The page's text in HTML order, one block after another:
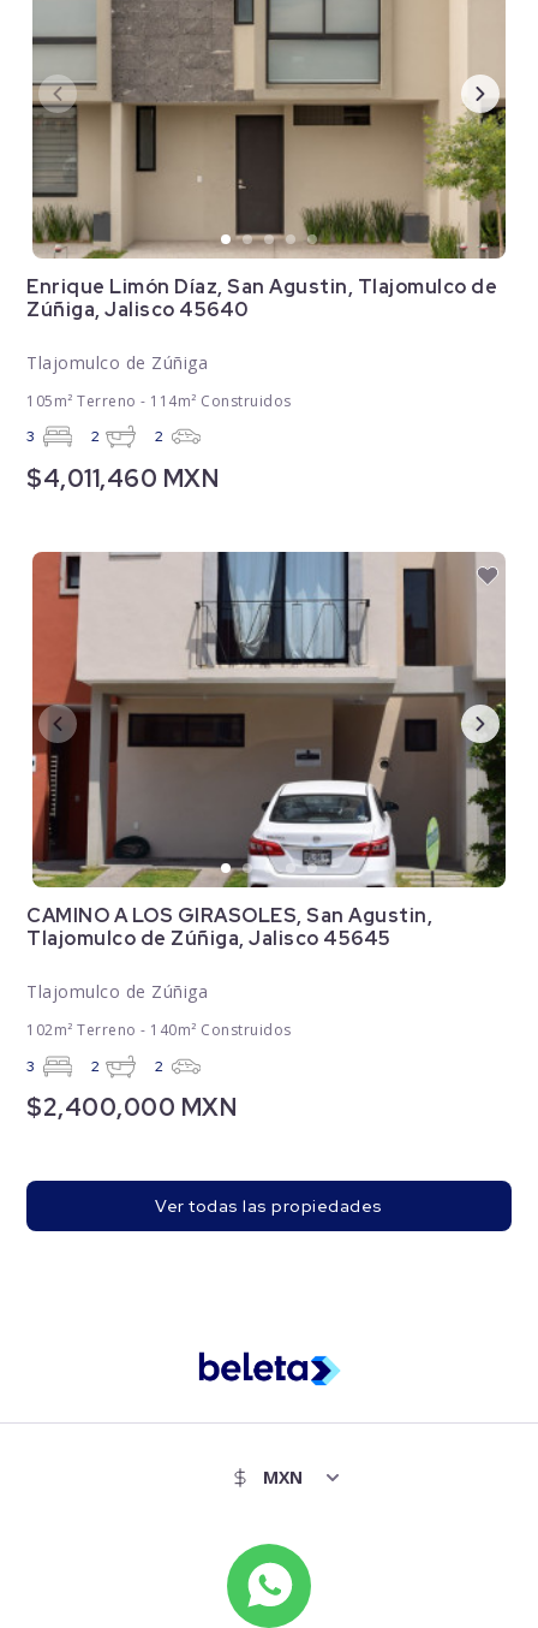
Enrique Limón Díaz, San Agustin, Tlajomulco de
Zúñiga, Jalisco 45640
Tlajomulco de Zúñiga
105m² Terreno - 114m² Construidos
3 2 2
$4,011,460 MXN
CAMINO A LOS GIRASOLES, San Agustin,
Tlajomulco de Zúñiga, Jalisco 45645
Tlajomulco de Zúñiga
102m² Terreno - 140m² Construidos
3 2 2
$2,400,000 MXN
Ver todas las propiedades